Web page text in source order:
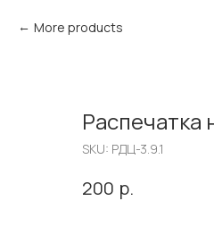
More products
Распечатка
SKU: РДЦ-3.9.1
200 р.